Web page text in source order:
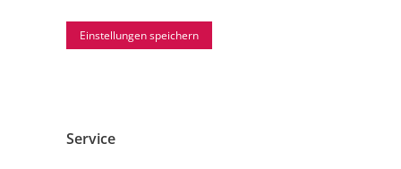
Service